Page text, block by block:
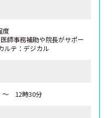
度
師事務補助や院長がサポー
ルテ：デジカル
～ 12時30分